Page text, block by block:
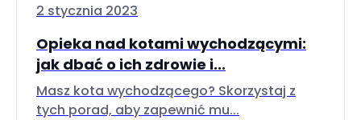
2 stycznia 2023
Opieka nad kotami wychodzącymi:
jak dbać o ich zdrowie i...
Masz kota wychodzącego? Skorzystaj z
tych porad, aby zapewnić mu...